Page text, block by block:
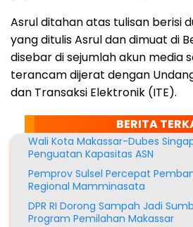
Asrul ditahan atas tulisan berisi
yang ditulis Asrul dan dimuat di
disebar di sejumlah akun media
terancam dijerat dengan
dan Transaksi Elektronik (ITE).
BERITA
Wali Kota Makassar-Dubes
Penguatan Kapasitas ASN
Pemprov Sulsel Percepat
Regional Mamminasata
DPR RI Dorong Sampah Jadi
Program Pemilahan Makassar